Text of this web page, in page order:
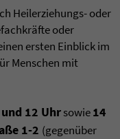
Heilerziehungs- oder
oder
ersten Einblick im
Menschen mit
12 Uhrsowie14
1-2 (gegenüber